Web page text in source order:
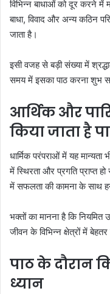
विभिन्न बाधाओं को दूर करने में
बाधा, विवाद और अन्य कठिन
जाता है।
इसी वजह से बड़ी संख्या में
समय में इसका पाठ करना शुभ
आर्थिक और
किया जाता है
धार्मिक परंपराओं में यह
में स्थिरता और प्रगति प्राप्त
में सफलता की कामना के साथ
भक्तों का मानना है कि नियमित
जीवन के विभिन्न क्षेत्रों में
पाठ के दौरान
ध्यान